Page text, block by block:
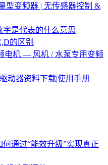
型变频器 | 无传感器控制 &
是代表的什么意思
的区别
电机 — 风机 / 水泵专用变频
动器资料下载|使用手册
通过“能效升级”实现真正